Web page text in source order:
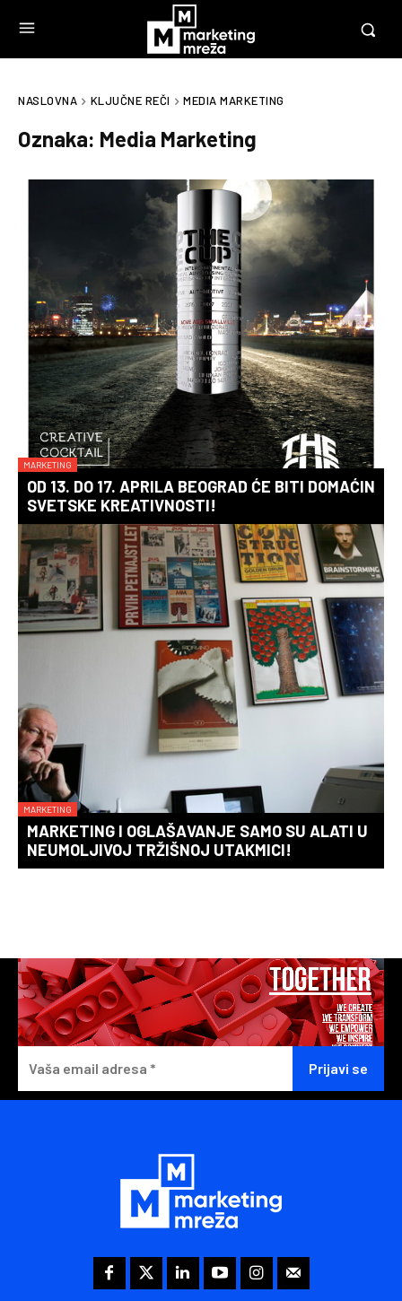
NASLOVNA KLJUČNE REČI MEDIA MARKETING
Oznaka: Media Marketing
MARKETING
OD 13. DO 17. APRILA BEOGRAD ĆE BITI DOMAĆIN
SVETSKE KREATIVNOSTI!
MARKETING
MARKETING I OGLAŠAVANJE SAMO SU ALATI U
NEUMOLJIVOJ TRŽIŠNOJ UTAKMICI!